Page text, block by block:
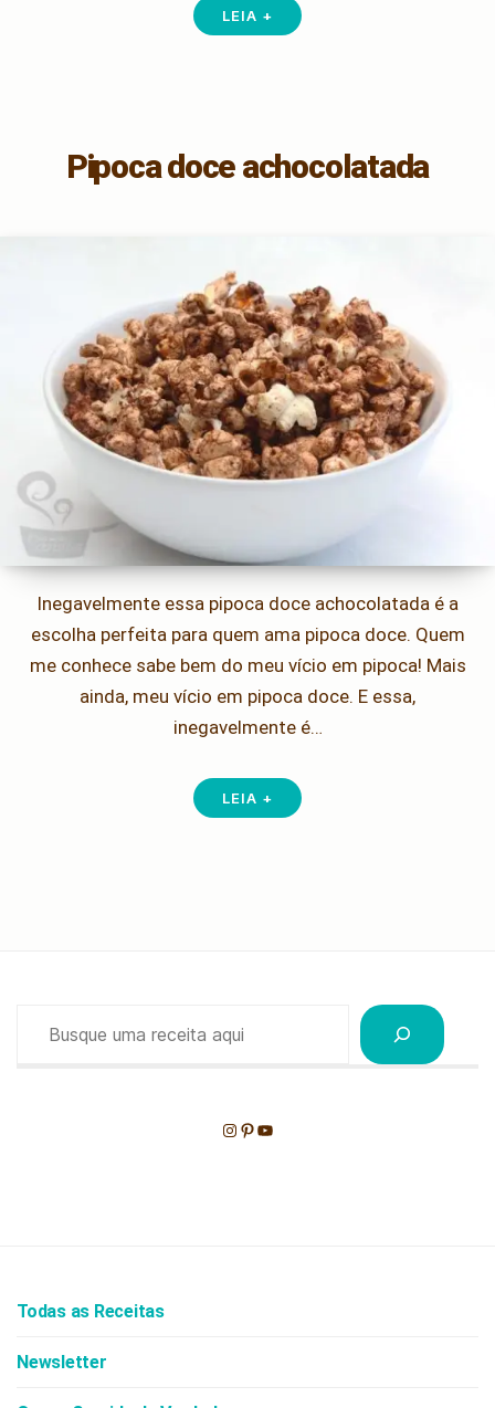
LEIA +
Pipoca doce achocolatada
Inegavelmente essa pipoca doce achocolatada é a
escolha perfeita para quem ama pipoca doce. Quem
me conhece sabe bem do meu vício em pipoca! Mais
ainda, meu vício em pipoca doce. E essa,
inegavelmente é…
LEIA +
Instagram
Pinterest
Youtube
Todas as Receitas
Newsletter